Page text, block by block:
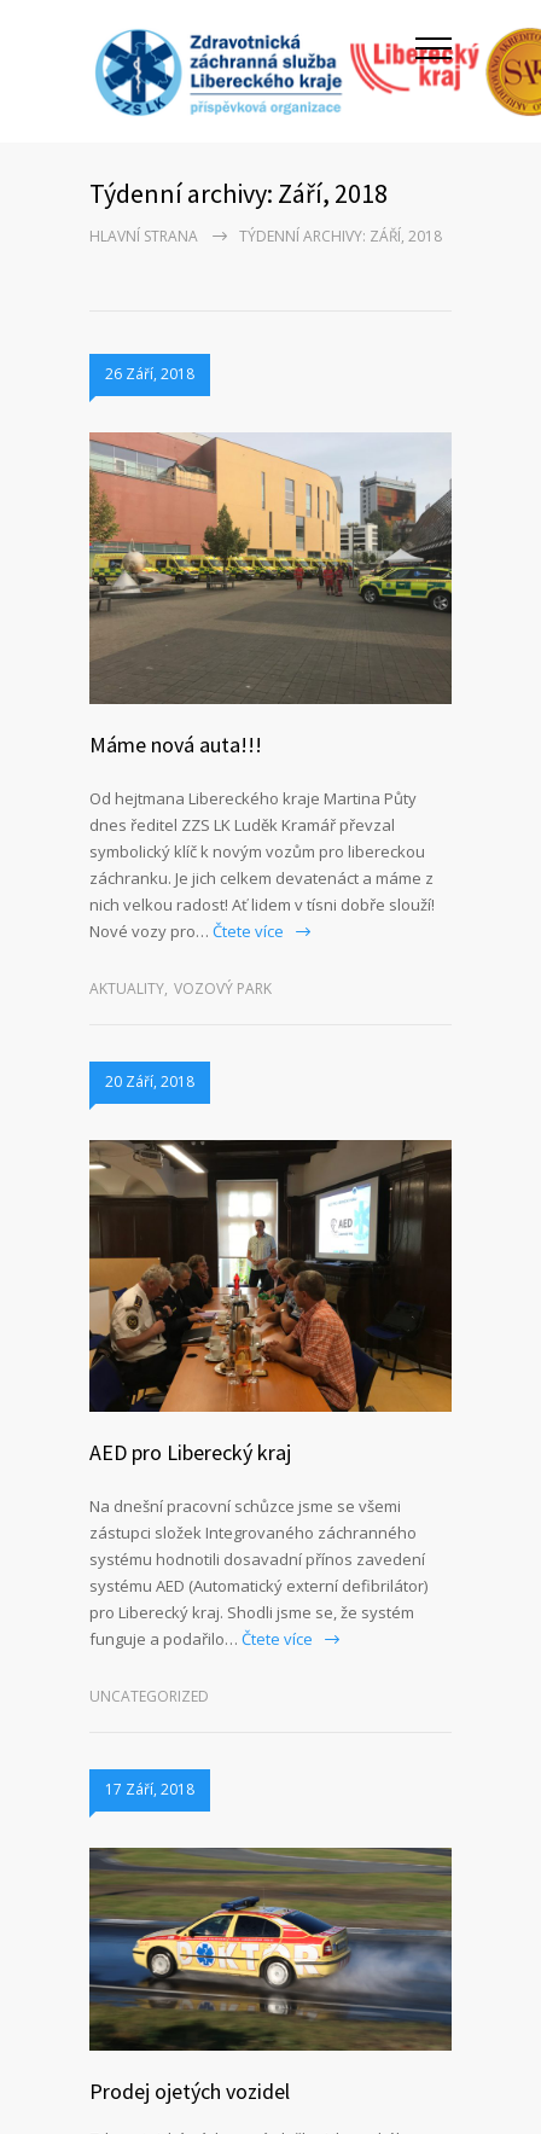
Týdenní archivy: Září, 2018
HLAVNÍ STRANA TÝDENNÍ ARCHIVY: ZÁŘÍ, 2018
26 Září, 2018
Máme nová auta!!!
Od hejtmana Libereckého kraje Martina Půty
dnes ředitel ZZS LK Luděk Kramář převzal
symbolický klíč k novým vozům pro libereckou
záchranku. Je jich celkem devatenáct a máme z
nich velkou radost! Ať lidem v tísni dobře slouží!
Nové vozy pro… Čtete více
AKTUALITY, VOZOVÝ PARK
20 Září, 2018
AED pro Liberecký kraj
Na dnešní pracovní schůzce jsme se všemi
zástupci složek Integrovaného záchranného
systému hodnotili dosavadní přínos zavedení
systému AED (Automatický externí defibrilátor)
pro Liberecký kraj. Shodli jsme se, že systém
funguje a podařilo… Čtete více
UNCATEGORIZED
17 Září, 2018
Prodej ojetých vozidel